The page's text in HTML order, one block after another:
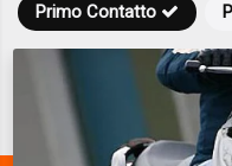
Primo Contatto